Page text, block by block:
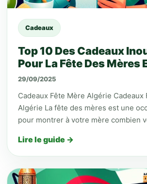
Cadeaux
Top 10 Des Cadeaux
Pour La Fête Des Mères
29/09/2025
Cadeaux Fête Mère Algérie Cadeaux
Algérie La fête des mères est une
pour montrer à votre mère combien
Lire le guide →